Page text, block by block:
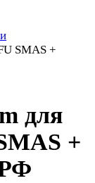
SMAS +
для
+